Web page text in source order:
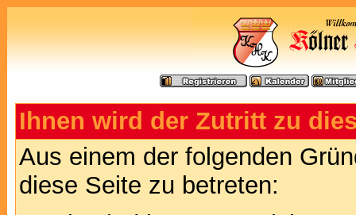
Ihnen wird der Zutritt zu
Aus einem der folgenden
diese Seite zu betreten: